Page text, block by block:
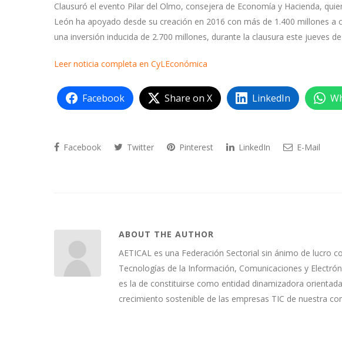
Clausuró el evento Pilar del Olmo, consejera de Economía y Hacienda,
León ha apoyado desde su creación en 2016 con más de 1.400 millones
una inversión inducida de 2.700 millones, durante la clausura este jueves
Leer noticia completa en CyLEconómica
Facebook Share on X LinkedIn
Facebook Twitter Pinterest LinkedIn E-Mail
ABOUT THE AUTHOR
AETICAL es una Federación Sectorial sin ánimo de lucro
Tecnologías de la Información, Comunicaciones y
es la de constituirse como entidad dinamizadora
crecimiento sostenible de las empresas TIC de nuestra